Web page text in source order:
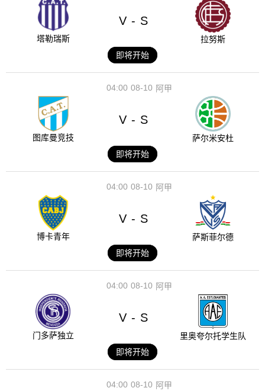
塔勒瑞斯
V - S
拉努斯
即将开始
08-10
04:00 阿甲
图库曼竞技
V - S
萨尔米安杜
即将开始
08-10
04:00 阿甲
博卡青年
V - S
萨斯菲尔德
即将开始
08-10
04:00 阿甲
门多萨独立
V - S
里奥夸尔托学生队
即将开始
08-10
04:00 阿甲